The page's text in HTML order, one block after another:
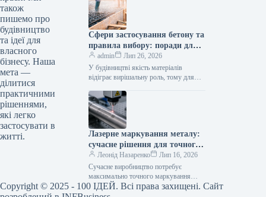
також
пишемо про
будівництво
та ідеї для
власного
бізнесу. Наша
мета —
ділитися
практичними
рішеннями,
які легко
застосувати в
житті.
тривалий час займається…
Сфери застосування бетону та
правила вибору: поради для
приватного й промислового
будівництва
admin
Лип 26, 2026
У будівництві якість матеріалів
відіграє вирішальну роль, тому для
обирати перевірених виробників, таких
як компанія Промбудцентр,…
Лазерне маркування металу:
сучасне рішення для точного
та довговічного нанесення
інформації
Леонід Назаренко
Лип 16, 2026
Сучасне виробництво потребує
максимально точного маркування
продукції. Серійні номери, логотипи,
Copyright © 2025 - 100 ІДЕЙ. Всі права захищені. Сайт